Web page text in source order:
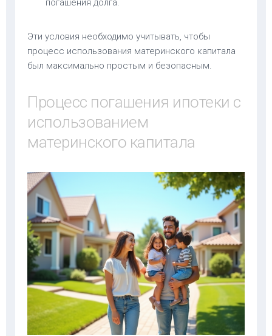
Эти условия необходимо учитывать, чтобы
процесс использования материнского капитала
был максимально простым и безопасным.
Процесс погашения ипотеки с
использованием
материнского капитала